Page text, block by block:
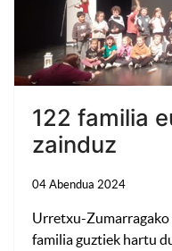
122 familia
zainduz
04 Abendua 2024
Urretxu-
familia guztiek hartu